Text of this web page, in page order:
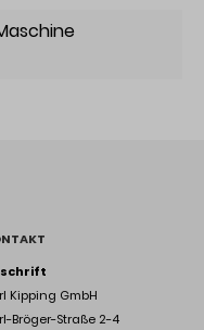
Kipping GmbH
Bröger-Straße 2-4